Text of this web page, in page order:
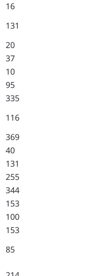
16
131
20
37
10
95
335
116
369
40
131
255
344
153
100
153
85